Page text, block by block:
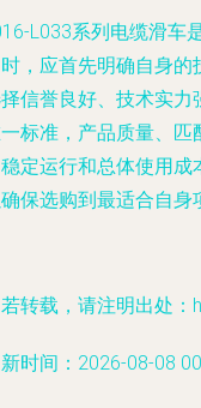
L033系列电缆滑车
，应首先明确自身
信誉良好、技术实
标准，产品质量、
定运行和总体使用
保选购到最适合自身
转载，请注明出处
时间：2026-08-08